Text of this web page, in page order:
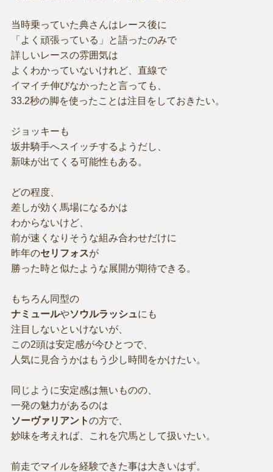
当時乗っていた典さんはレース後に
「よく頑張っている」と語ったのみで
詳しいレースの雰囲気は
よくわかっていないけれど、直線で
イマイチ伸びなかったと言っても、
33.2秒の脚を使ったことは注目をしておきたい。
ジョッキーも
坂井騎手へスイッチするようだし、
新味が出てくる可能性もある。
どの程度、
差しが効く馬場になるかは
わからないけど、
前が速くなりそうな組み合わせだけに
昨年のセリフォスが
勝った時と似たような展開が期待できる。
もちろん同型の
ナミュールやソウルラッシュにも
注目しないといけないが、
この2頭は安定感が今ひとつで、
人気に見合うかはもう少し時間をかけたい。
同じように安定感は無いものの、
一発の魅力があるのは
ソーヴァリアントの方で、
妙味を考えれば、これを穴馬として扱いたい。
前走でマイルを経験できた事は大きいはず。